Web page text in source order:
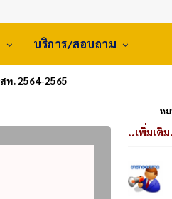
บริการ/สอบถาม
ท. 2564-2565
ห
..เพิ่มเติ